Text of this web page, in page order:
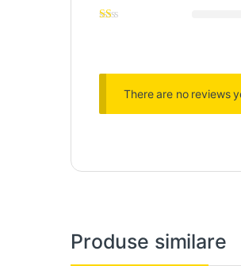
There are no reviews
Produse similare